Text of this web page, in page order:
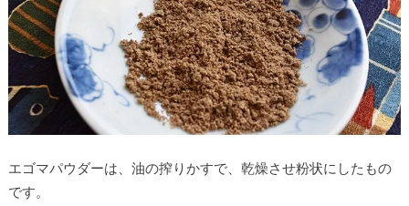
エゴマパウダーは、油の搾りかすで、乾燥させ粉状にしたもの
です。